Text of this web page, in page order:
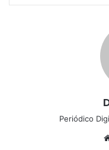
Periódico